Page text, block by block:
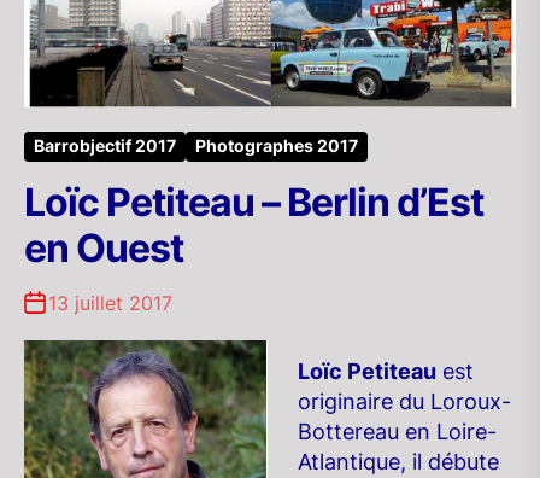
Barrobjectif 2017 Photographes 2017
Loïc Petiteau – Berlin d’Est
en Ouest
13 juillet 2017
Loïc Petiteau est
originaire du Loroux-
Bottereau en Loire-
Atlantique, il débute